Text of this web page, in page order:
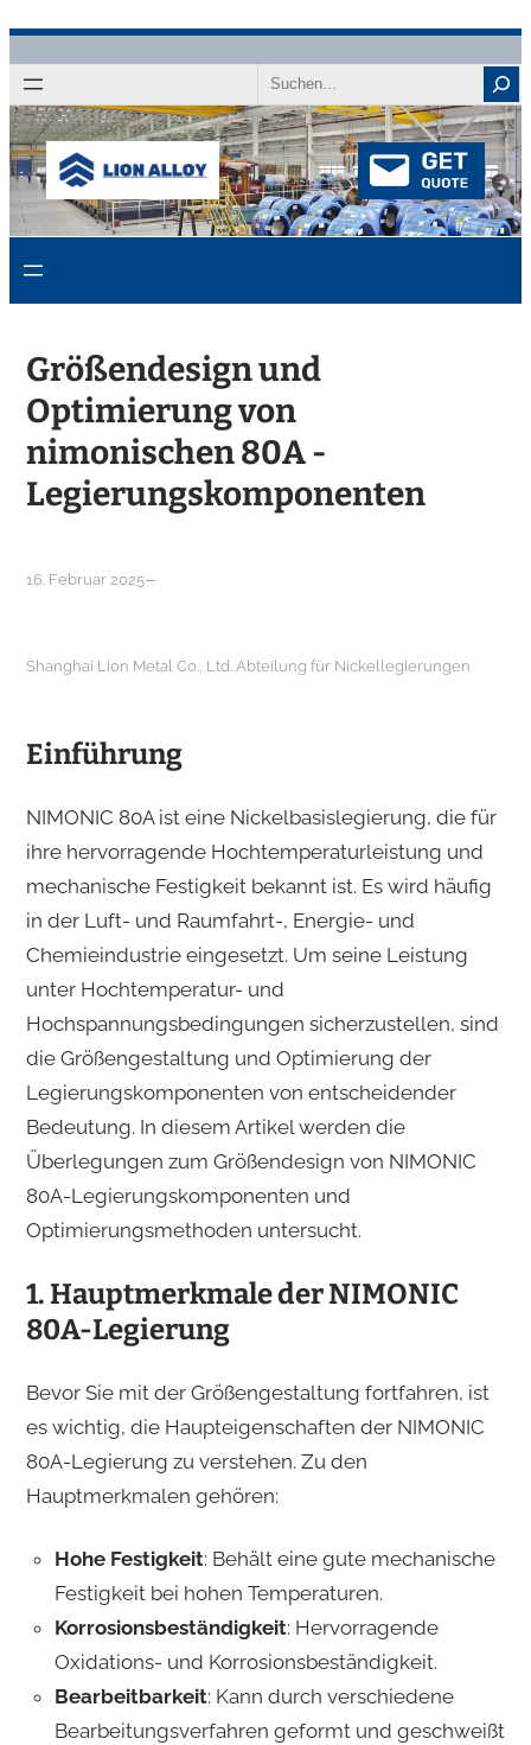
Inhalt
springen
Suchen
Größendesign und
Optimierung von
nimonischen 80A -
Legierungskomponenten
16. Februar 2025–
Shanghai Lion Metal Co., Ltd. Abteilung für Nickellegierungen
Einführung
NIMONIC 80A ist eine Nickelbasislegierung, die für
ihre hervorragende Hochtemperaturleistung und
mechanische Festigkeit bekannt ist. Es wird häufig
in der Luft- und Raumfahrt-, Energie- und
Chemieindustrie eingesetzt. Um seine Leistung
unter Hochtemperatur- und
Hochspannungsbedingungen sicherzustellen, sind
die Größengestaltung und Optimierung der
Legierungskomponenten von entscheidender
Bedeutung. In diesem Artikel werden die
Überlegungen zum Größendesign von NIMONIC
80A-Legierungskomponenten und
Optimierungsmethoden untersucht.
1. Hauptmerkmale der NIMONIC
80A-Legierung
Bevor Sie mit der Größengestaltung fortfahren, ist
es wichtig, die Haupteigenschaften der NIMONIC
80A-Legierung zu verstehen. Zu den
Hauptmerkmalen gehören:
Hohe Festigkeit: Behält eine gute mechanische
Festigkeit bei hohen Temperaturen.
Korrosionsbeständigkeit: Hervorragende
Oxidations- und Korrosionsbeständigkeit.
Bearbeitbarkeit: Kann durch verschiedene
Bearbeitungsverfahren geformt und geschweißt